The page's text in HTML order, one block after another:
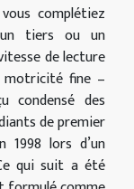
complétiez
tiers ou un
de lecture
motricité fine –
condensé des
de premier
1998 lors d’un
qui suit a été